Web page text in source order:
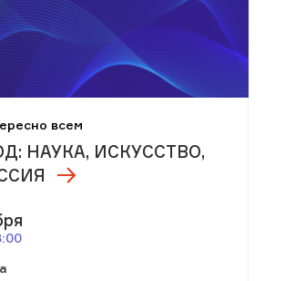
всем
НАУКА, ИСКУССТВО,